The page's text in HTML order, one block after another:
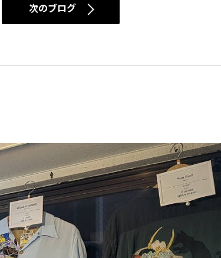
2016(289)
2015(230)
2014(155)
次のブログ